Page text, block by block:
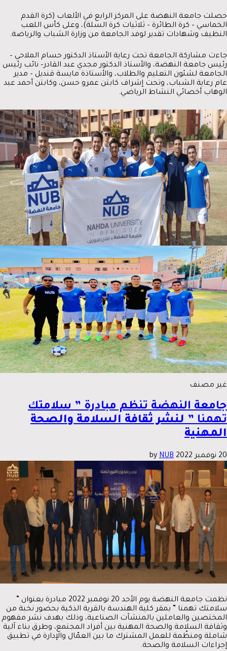
حصلت جامعة النهضة على المركز الرابع في الألعاب (كرة القدم
الخماسي – كرة الطائرة – ثلاثيات كرة السلة)، وعلى كأس اللعب
النظيف وشهادات تقدير لوفد الجامعة من وزارة الشباب والرياضة.
جاءت مشاركة الجامعة تحت رعاية الأستاذ الدكتور حسام الملاحي –
رئيس جامعة النهضة، والأستاذ الدكتور مجدي عبد القادر– نائب رئيس
الجامعة لشئون التعليم والطلاب، والأستاذة مايسة قنديل – مدير
عام رعاية الشباب، وتحت إشراف كابتن عمرو حسن، وكابتن أحمد عبد
الوهاب أخصائي النشاط الرياضي.
غير مصنف
جامعة النهضة تنظم مبادرة ” سلامتك
تهمنا ”لنشر ثقافة السلامة والصحة
المهنية
20 نوفمبر 2022 NUB
نظمت جامعة النهضة يوم الأحد 20 نوفمبر 2022 مبادرة بعنوان ”
سلامتك تهمنا ” بمقر كلية الهندسة بالقرية الذكية بحضور نخبة من
المختصين والعاملين بالمنشآت الصناعية، وذلك بهدف نشر مفهوم
وثقافة السلامة والصحة المهنية بين أفراد المجتمع، وطرق بناء آلية
شاملة ومنظّمة للعمل المشترك ما بين العمّال والإدارة في تطبيق
إجراءات السلامة والصحة.